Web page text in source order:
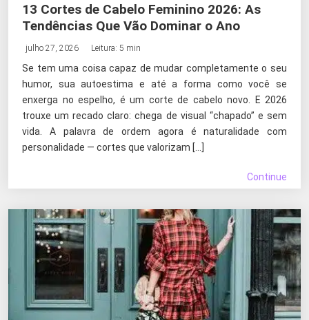
13 Cortes de Cabelo Feminino 2026: As
Tendências Que Vão Dominar o Ano
julho 27, 2026 Leitura: 5 min
Se tem uma coisa capaz de mudar completamente o seu
humor, sua autoestima e até a forma como você se
enxerga no espelho, é um corte de cabelo novo. E 2026
trouxe um recado claro: chega de visual “chapado” e sem
vida. A palavra de ordem agora é naturalidade com
personalidade — cortes que valorizam […]
Continue